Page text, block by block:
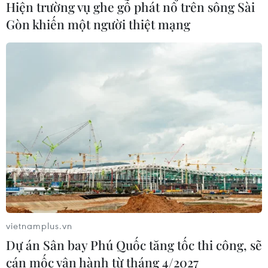
07/08/2026 08:13
Thủ tướng Thái Lan chỉ đạo khẩn sau
Thái Lan: Xả súng gây thương vong
tại trường học ở Nonthaburi
07/08/2026 05:12
Nghệ nhân Đặng Văn Hậu
thổi sức sống mới cho nghệ thuật tò
he truyền thống
07/08/2026 03:19
Hiện trường vụ ghe gỗ phát nổ trên sông Sài
Gòn khiến một người thiệt mạng
vietnamplus.vn
Dự án Sân bay Phú Quốc tăng tốc thi công, sẽ
cán mốc vận hành từ tháng 4/2027